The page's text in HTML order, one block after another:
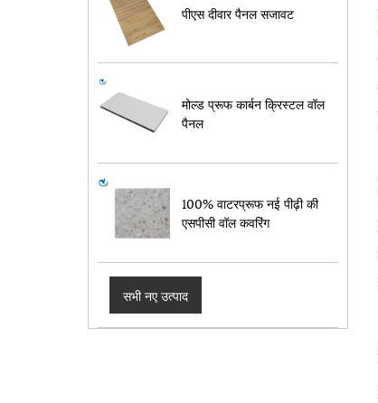
पीएस दीवार पैनल सजावट
मोल्ड प्रूफ कार्बन क्रिस्टल वॉल
पैनल
100% वाटरप्रूफ नई पीढ़ी की
एसपीसी वॉल कवरिंग
सभी नए उत्पाद